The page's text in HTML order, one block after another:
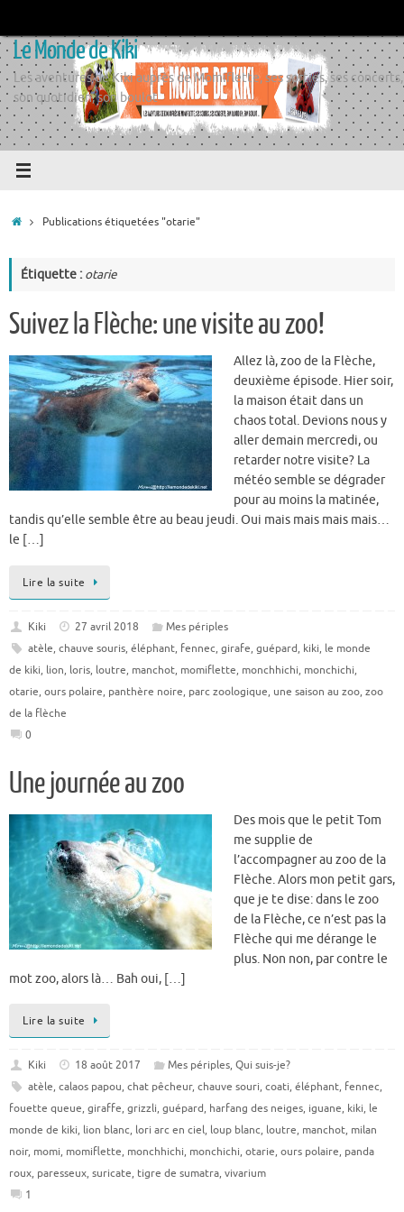
contenu
Le Monde de Kiki
Les aventures de Kiki auprès de Momiflette, ses sorties, ses concerts,
son quotidien, son boulot
AccueilPublications étiquetées "otarie"
Étiquette : otarie
Suivez la Flèche: une visite au zoo!
Allez là, zoo de la Flèche,
deuxième épisode. Hier soir,
la maison était dans un
chaos total. Devions nous y
aller demain mercredi, ou
retarder notre visite? La
météo semble se dégrader
pour au moins la matinée,
tandis qu’elle semble être au beau jeudi. Oui mais mais mais mais…
le […]
Lire la suite
Kiki 27 avril 2018
Mes périples
atèle, chauve souris, éléphant, fennec, girafe, guépard, kiki, le monde
de kiki, lion, loris, loutre, manchot, momiflette, monchhichi, monchichi,
otarie, ours polaire, panthère noire, parc zoologique, une saison au zoo, zoo
de la flèche
0
Une journée au zoo
Des mois que le petit Tom
me supplie de
l’accompagner au zoo de la
Flèche. Alors mon petit gars,
que je te dise: dans le zoo
de la Flèche, ce n’est pas la
Flèche qui me dérange le
plus. Non non, par contre le
mot zoo, alors là… Bah oui, […]
Lire la suite
Kiki 18 août 2017 Mes périples, Qui suis-je?
atèle, calaos papou, chat pêcheur, chauve souri, coati, éléphant, fennec,
fouette queue, giraffe, grizzli, guépard, harfang des neiges, iguane, kiki, le
monde de kiki, lion blanc, lori arc en ciel, loup blanc, loutre, manchot, milan
noir, momi, momiflette, monchhichi, monchichi, otarie, ours polaire, panda
roux, paresseux, suricate, tigre de sumatra, vivarium
1